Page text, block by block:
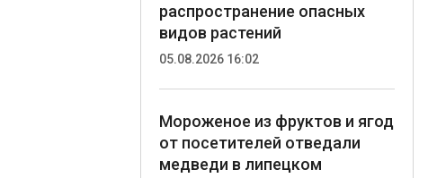
распространение опасных
видов растений
05.08.2026 16:02
Мороженое из фруктов и ягод
от посетителей отведали
медведи в липецком